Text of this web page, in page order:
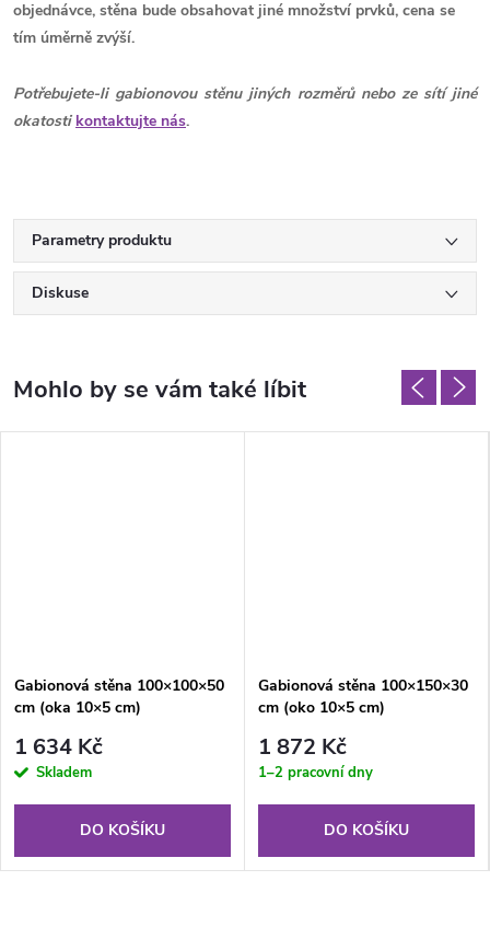
objednávce, stěna bude obsahovat jiné množství prvků, cena se
tím úměrně zvýší.
Potřebujete-li gabionovou stěnu jiných rozměrů nebo ze sítí jiné
okatosti kontaktujte nás.
Parametry produktu
Diskuse
Gabionová stěna 100×100×50
cm (oka 10×5 cm)
1 634 Kč
Skladem
DO KOŠÍKU
Gabionová stěna 100×150×30
cm (oko 10×5 cm)
1 872 Kč
1–2 pracovní dny
DO KOŠÍKU